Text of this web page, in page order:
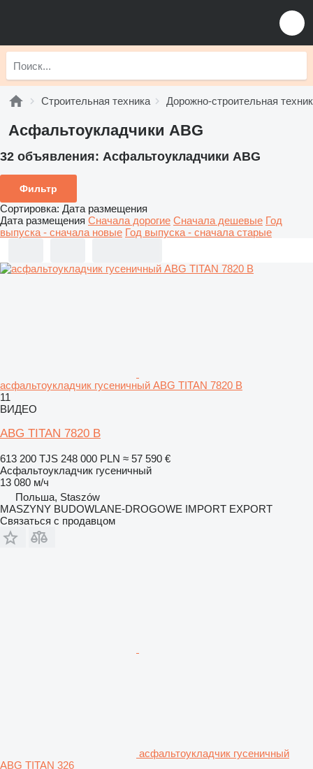
Строительная техника Дорожно-строительная
Асфальтоукладчики ABG
32 объявления: Асфальтоукладчики ABG
Фильтр
Сортировка: Дата размещения
Дата размещения Сначала дорогие Сначала дешевые Год
выпуска - сначала новые Год выпуска - сначала старые
асфальтоукладчик гусеничный ABG TITAN 7820 B
11
ВИДЕО
ABG TITAN 7820 B
613 200 TJS 248 000 PLN ≈ 57 590 €
Асфальтоукладчик гусеничный
13 080 м/ч
Польша, Staszów
MASZYNY BUDOWLANE-DROGOWE IMPORT EXPORT
Связаться с продавцом
асфальтоукладчик гусеничный
ABG TITAN 326